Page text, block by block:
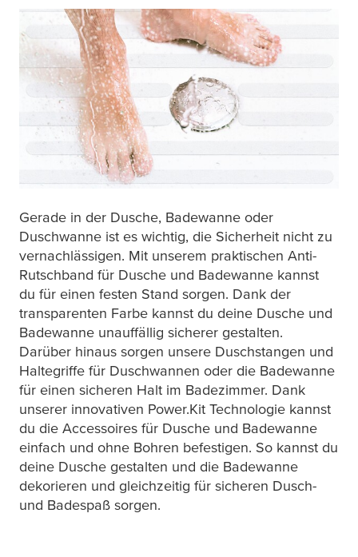
Gerade in der Dusche, Badewanne oder
Duschwanne ist es wichtig, die Sicherheit nicht zu
vernachlässigen. Mit unserem praktischen Anti-
Rutschband für Dusche und Badewanne kannst
du für einen festen Stand sorgen. Dank der
transparenten Farbe kannst du deine Dusche und
Badewanne unauffällig sicherer gestalten.
Darüber hinaus sorgen unsere Duschstangen und
Haltegriffe für Duschwannen oder die Badewanne
für einen sicheren Halt im Badezimmer. Dank
unserer innovativen Power.Kit Technologie kannst
du die Accessoires für Dusche und Badewanne
einfach und ohne Bohren befestigen. So kannst du
deine Dusche gestalten und die Badewanne
dekorieren und gleichzeitig für sicheren Dusch-
und Badespaß sorgen.